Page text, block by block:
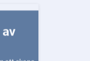
skapa
för alla.